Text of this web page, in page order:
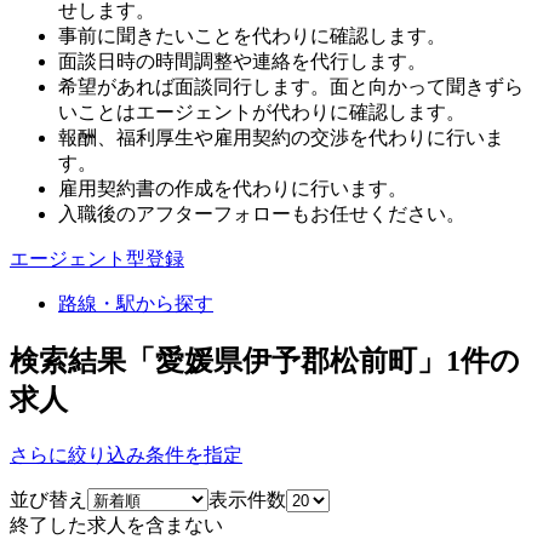
せします。
事前に聞きたいことを代わりに確認します。
面談日時の時間調整や連絡を代行します。
希望があれば面談同行します。面と向かって聞きずら
いことはエージェントが代わりに確認します。
報酬、福利厚生や雇用契約の交渉を代わりに行いま
す。
雇用契約書の作成を代わりに行います。
入職後のアフターフォローもお任せください。
エージェント型登録
路線・駅から探す
検索結果「愛媛県伊予郡松前町」 1件の
求人
さらに絞り込み条件を指定
並び替え
表示件数
終了した求人を含まない